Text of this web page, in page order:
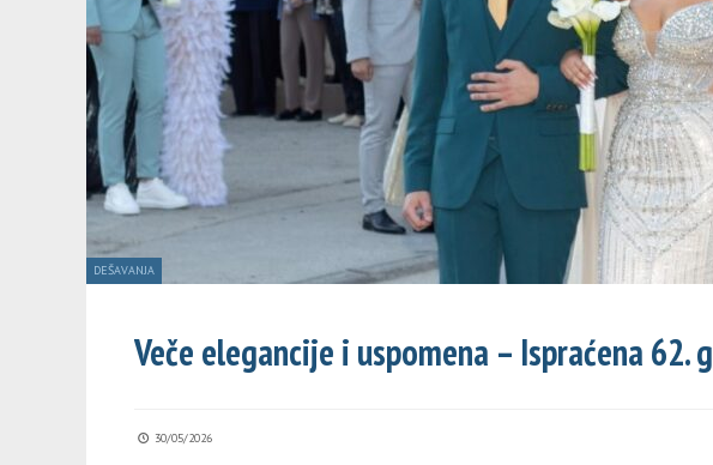
DEŠAVANJA
Veče elegancije i uspomena – Ispraćena 62.
30/05/2026